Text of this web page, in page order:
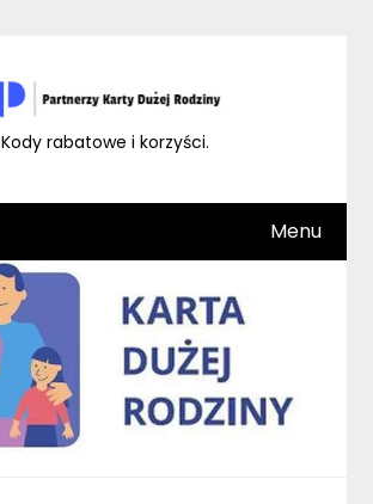
Kody rabatowe i korzyści.
Menu